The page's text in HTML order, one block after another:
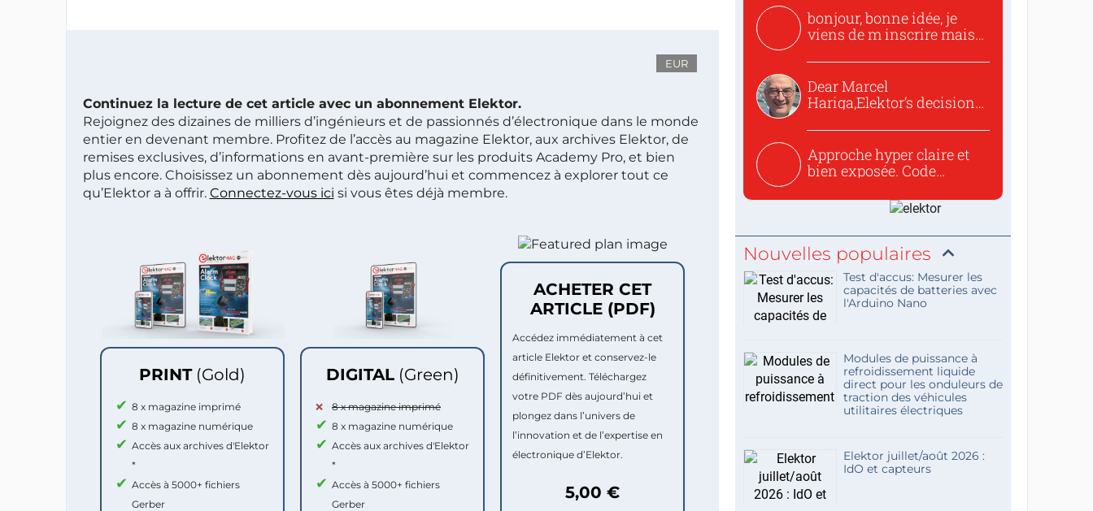
EUR
Continuez la lecture de cet article avec un abonnement Elektor.
Rejoignez des dizaines de milliers d’ingénieurs et de passionnés d’électronique dans le monde
entier en devenant membre. Profitez de l’accès au magazine Elektor, aux archives Elektor, de
remises exclusives, d’informations en avant-première sur les produits Academy Pro, et bien
plus encore. Choisissez un abonnement dès aujourd’hui et commencez à explorer tout ce
qu’Elektor a à offrir. Connectez-vous ici si vous êtes déjà membre.
PRINT (Gold)
8 x magazine imprimé
8 x magazine numérique
Accès aux archives d'Elektor
*
Accès à 5000+ fichiers
Gerber
DIGITAL (Green)
8 x magazine imprimé
8 x magazine numérique
Accès aux archives d'Elektor
*
Accès à 5000+ fichiers
Gerber
ACHETER CET
ARTICLE (PDF)
Accédez immédiatement à cet
article Elektor et conservez-le
définitivement. Téléchargez
votre PDF dès aujourd’hui et
plongez dans l’univers de
l’innovation et de l’expertise en
électronique d’Elektor.
5,00 €
bonjour, bonne idée, je
viens de m inscrire mais
Dear Marcel
Hariga,Elektor’s decision
Approche hyper claire et
bien exposée. Code
Nouvelles populaires
Test d'accus: Mesurer les
capacités de batteries avec
l'Arduino Nano
Modules de puissance à
refroidissement liquide
direct pour les onduleurs de
traction des véhicules
utilitaires électriques
Elektor juillet/août 2026 :
IdO et capteurs